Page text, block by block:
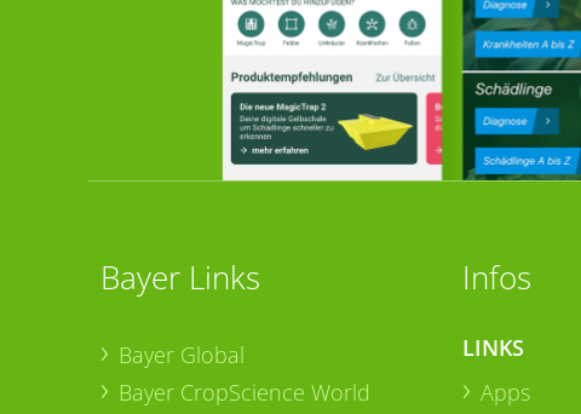
Bayer Links
Bayer Global
Bayer CropScience World
Infos
LINKS
Apps